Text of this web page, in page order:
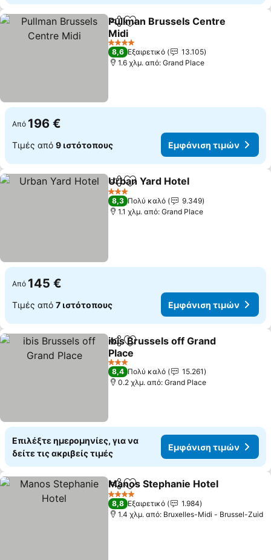
Κοινοποίηση
Προσθήκη στα αγαπημένα
Pullman Brussels Centre
Midi
4 Αστέρια
8,6 Εξαιρετικό
13.105
1.6 χλμ. από: Grand Place
Από 196 €
Τιμές από 9 ιστότοπους Εμφάνιση τιμών
Κοινοποίηση
Προσθήκη στα αγαπημένα
Urban Yard Hotel
3 Αστέρια
8,3 Πολύ καλό
9.349
1.1 χλμ. από: Grand Place
Από 145 €
Τιμές από 7 ιστότοπους Εμφάνιση τιμών
Κοινοποίηση
Προσθήκη στα αγαπημένα
ibis Brussels off Grand
Place
3 Αστέρια
8,4 Πολύ καλό
15.261
0.2 χλμ. από: Grand Place
Επιλέξτε ημερομηνίες, για να
δείτε τις ακριβείς τιμές
Εμφάνιση τιμών
Κοινοποίηση
Προσθήκη στα αγαπημένα
Manos Stephanie Hotel
4 Αστέρια
8,8 Εξαιρετικό
1.984
1.4 χλμ. από: Bruxelles-Midi - Brussel-Zuid